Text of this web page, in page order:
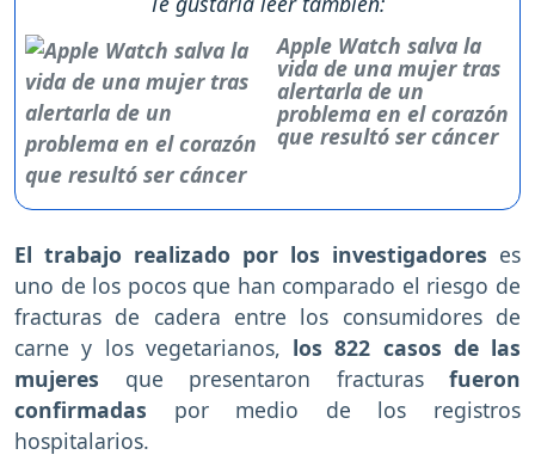
Apple Watch salva la
vida de una mujer tras
alertarla de un
problema en el corazón
que resultó ser cáncer
El trabajo realizado por los investigadores es
uno de los pocos que han comparado el riesgo de
fracturas de cadera entre los consumidores de
carne y los vegetarianos, los 822 casos de las
mujeres que presentaron fracturas fueron
confirmadas por medio de los registros
hospitalarios.